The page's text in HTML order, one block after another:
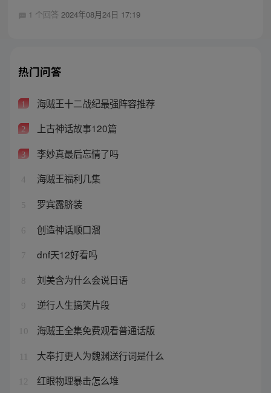
1 个回答 2024年08月24日 17:19
热门问答
1 海贼王十二战纪最强阵容推荐
2 上古神话故事120篇
3 李妙真最后忘情了吗
4 海贼王福利几集
5 罗宾露脐装
6 创造神话顺口溜
7 dnf天12好看吗
8 刘美含为什么会说日语
9 逆行人生搞笑片段
10 海贼王全集免费观看普通话版
大奉打更人为魏渊送行词是什么
12 红眼物理暴击怎么堆